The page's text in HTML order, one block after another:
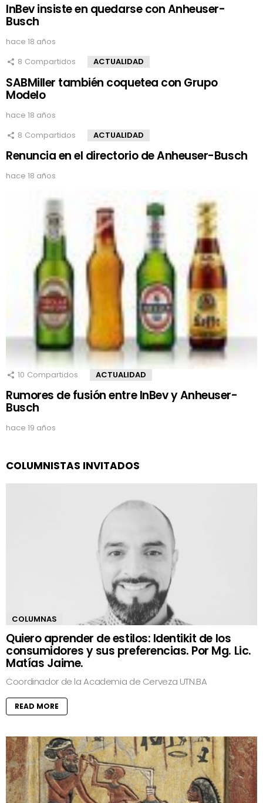
InBev insiste en quedarse con Anheuser-
Busch
hace 18 años
8 Compartidos ACTUALIDAD
SABMiller también coquetea con Grupo
Modelo
hace 18 años
8 Compartidos ACTUALIDAD
Renuncia en el directorio de Anheuser-Busch
hace 18 años
10 Compartidos ACTUALIDAD
Rumores de fusión entre InBev y Anheuser-
Busch
hace 19 años
COLUMNISTAS INVITADOS
COLUMNAS
Quiero aprender de estilos: Identikit de los
consumidores y sus preferencias. Por Mg. Lic.
Matías Jaime.
Coordinador de la Academia de Cerveza UTN.BA
READ MORE